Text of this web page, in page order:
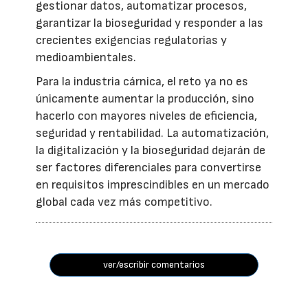
gestionar datos, automatizar procesos,
garantizar la bioseguridad y responder a las
crecientes exigencias regulatorias y
medioambientales.
Para la industria cárnica, el reto ya no es
únicamente aumentar la producción, sino
hacerlo con mayores niveles de eficiencia,
seguridad y rentabilidad. La automatización,
la digitalización y la bioseguridad dejarán de
ser factores diferenciales para convertirse
en requisitos imprescindibles en un mercado
global cada vez más competitivo.
ver/escribir comentarios